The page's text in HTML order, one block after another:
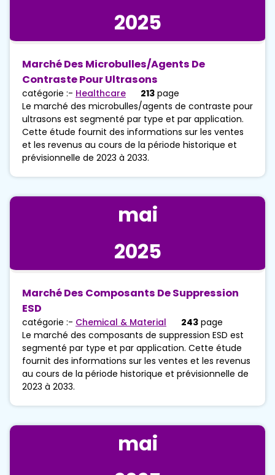
2025
Marché Des Microbulles/agents De
Contraste Pour Ultrasons
catégorie :- Healthcare 213 page
Le marché des microbulles/agents de contraste pour
ultrasons est segmenté par type et par application.
Cette étude fournit des informations sur les ventes
et les revenus au cours de la période historique et
prévisionnelle de 2023 à 2033.
mai
2025
Marché Des Composants De Suppression
ESD
catégorie :- Chemical & Material 243 page
Le marché des composants de suppression ESD est
segmenté par type et par application. Cette étude
fournit des informations sur les ventes et les revenus
au cours de la période historique et prévisionnelle de
2023 à 2033.
mai